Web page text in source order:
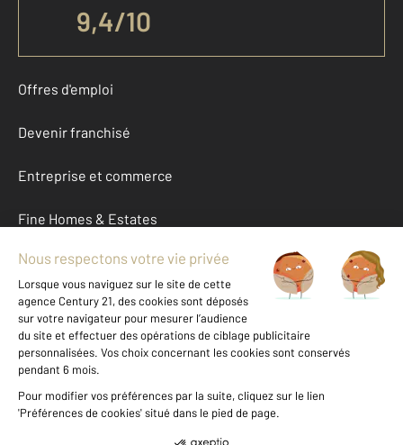
9,4/10
Offres d'emploi
Devenir franchisé
Entreprise et commerce
Fine Homes & Estates
À propos
International
Nous contacter